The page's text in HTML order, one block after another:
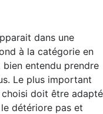
dans une
à la catégorie en
entendu prendre
Le plus important
doit être adapté
détériore pas et